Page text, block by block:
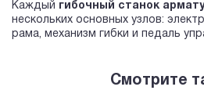
Каждый гибочный станок
нескольких основных узлов:
рама, механизм гибки и педаль
Смотрите